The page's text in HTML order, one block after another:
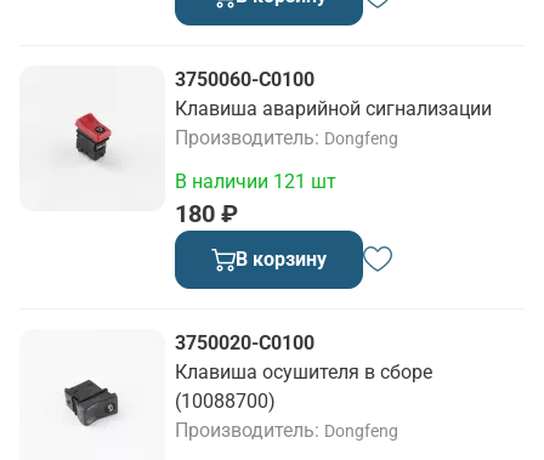
3750060-C0100
Клавиша аварийной сигнализации
Производитель
Dongfeng
180 ₽
В наличии 121 шт
В корзину
3750020-C0100
Клавиша осушителя в сборе
(10088700)
Производитель
Dongfeng